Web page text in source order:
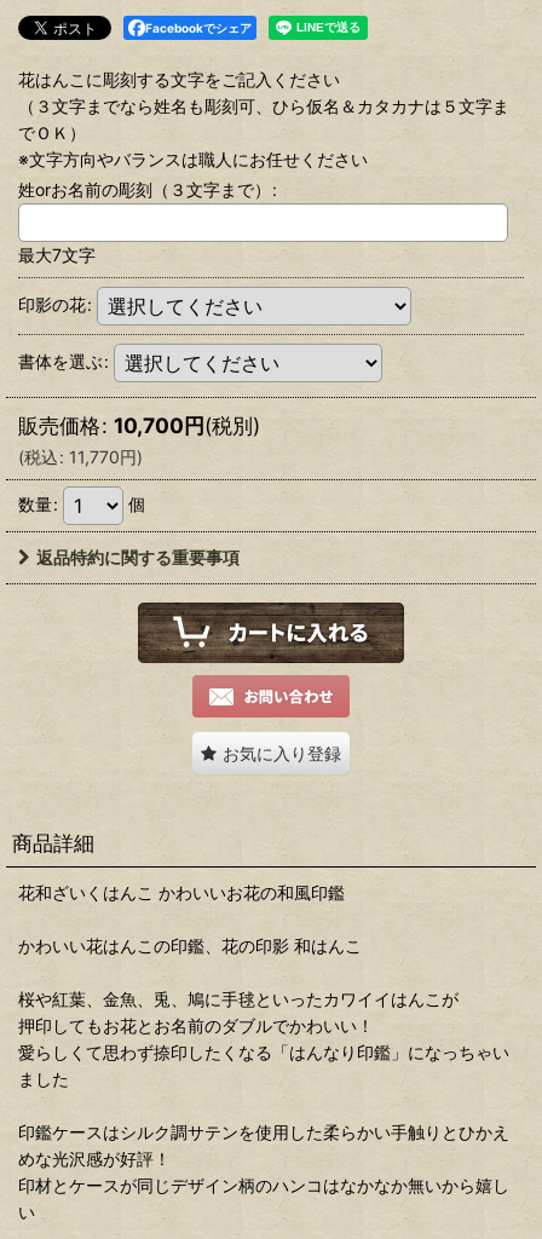
Facebookでシェア
花はんこに彫刻する文字をご記入ください
（３文字までなら姓名も彫刻可、ひら仮名＆カタカナは５文字ま
でＯＫ）
※文字方向やバランスは職人にお任せください
姓orお名前の彫刻（３文字まで）
:
最大7文字
印影の花:
書体を選ぶ:
販売価格: 10,700円(税別)
(税込: 11,770円)
数量: 個
返品特約に関する重要事項
お気に入り登録
商品詳細
花和ざいくはんこ かわいいお花の和風印鑑
かわいい花はんこの印鑑、花の印影 和はんこ
桜や紅葉、金魚、兎、鳩に手毬といったカワイイはんこが
押印してもお花とお名前のダブルでかわいい！
愛らしくて思わず捺印したくなる「はんなり印鑑」になっちゃい
ました
印鑑ケースはシルク調サテンを使用した柔らかい手触りとひかえ
めな光沢感が好評！
印材とケースが同じデザイン柄のハンコはなかなか無いから嬉し
い